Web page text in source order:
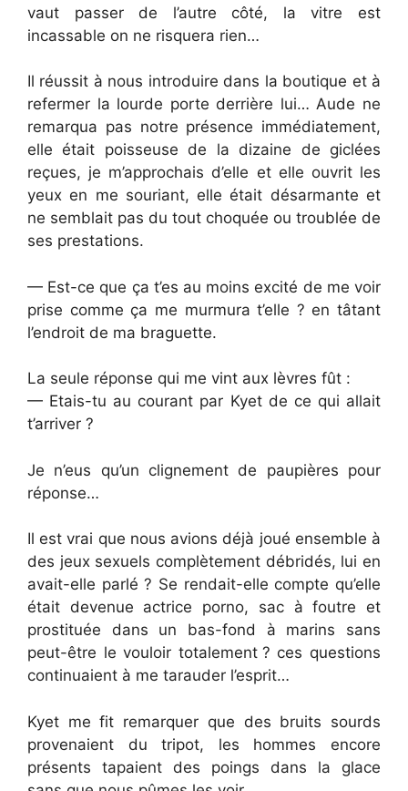
vaut passer de l’autre côté, la vitre est
incassable on ne risquera rien…
Il réussit à nous introduire dans la boutique et à
refermer la lourde porte derrière lui… Aude ne
remarqua pas notre présence immédiatement,
elle était poisseuse de la dizaine de giclées
reçues, je m’approchais d’elle et elle ouvrit les
yeux en me souriant, elle était désarmante et
ne semblait pas du tout choquée ou troublée de
ses prestations.
— Est-ce que ça t’es au moins excité de me voir
prise comme ça me murmura t’elle ? en tâtant
l’endroit de ma braguette.
La seule réponse qui me vint aux lèvres fût :
— Etais-tu au courant par Kyet de ce qui allait
t’arriver ?
Je n’eus qu’un clignement de paupières pour
réponse…
Il est vrai que nous avions déjà joué ensemble à
des jeux sexuels complètement débridés, lui en
avait-elle parlé ? Se rendait-elle compte qu’elle
était devenue actrice porno, sac à foutre et
prostituée dans un bas-fond à marins sans
peut-être le vouloir totalement ? ces questions
continuaient à me tarauder l’esprit…
Kyet me fit remarquer que des bruits sourds
provenaient du tripot, les hommes encore
présents tapaient des poings dans la glace